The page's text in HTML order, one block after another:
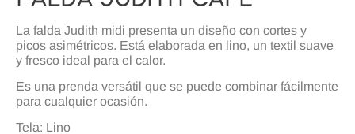
La falda Judith midi presenta un diseño con cortes y
picos asimétricos. Está elaborada en lino, un textil suave
y fresco ideal para el calor.
Es una prenda versátil que se puede combinar fácilmente
para cualquier ocasión.
Tela: Lino